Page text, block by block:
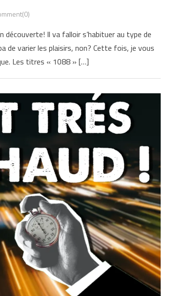
découverte! Il va falloir s’habituer au type de
de varier les plaisirs, non? Cette fois, je vous
Les titres « 1088 » […]